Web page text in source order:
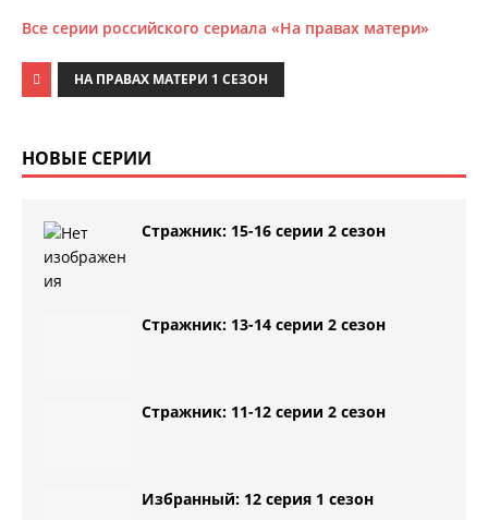
Все серии российского сериала «На правах матери»
НА ПРАВАХ МАТЕРИ 1 СЕЗОН
НОВЫЕ СЕРИИ
Стражник: 15-16 серии 2 сезон
Стражник: 13-14 серии 2 сезон
Стражник: 11-12 серии 2 сезон
Избранный: 12 серия 1 сезон